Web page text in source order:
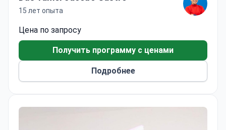
15 лет опыта
Цена по запросу
Получить программу с ценами
Подробнее